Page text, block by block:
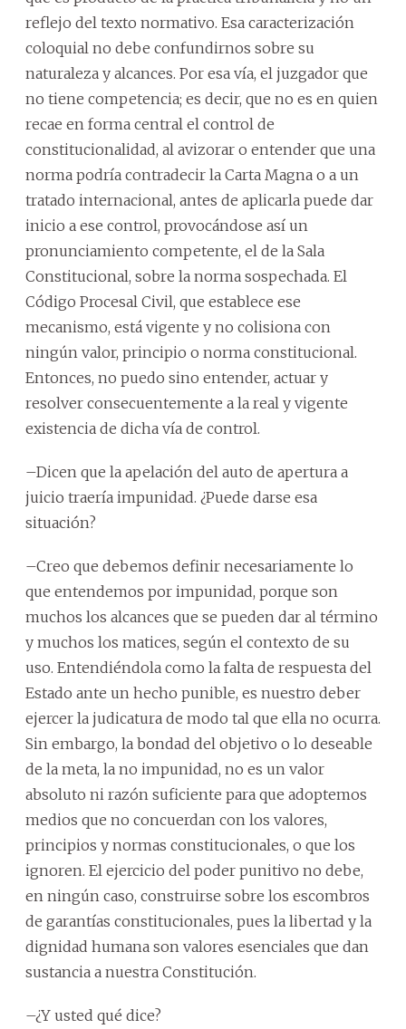
reflejo del texto normativo. Esa caracterización
coloquial no debe confundirnos sobre su
naturaleza y alcances. Por esa vía, el juzgador que
no tiene competencia; es decir, que no es en quien
recae en forma central el control de
constitucionalidad, al avizorar o entender que una
norma podría contradecir la Carta Magna o a un
tratado internacional, antes de aplicarla puede dar
inicio a ese control, provocándose así un
pronunciamiento competente, el de la Sala
Constitucional, sobre la norma sospechada. El
Código Procesal Civil, que establece ese
mecanismo, está vigente y no colisiona con
ningún valor, principio o norma constitucional.
Entonces, no puedo sino entender, actuar y
resolver consecuentemente a la real y vigente
existencia de dicha vía de control.
–Dicen que la apelación del auto de apertura a
juicio traería impunidad. ¿Puede darse esa
situación?
–Creo que debemos definir necesariamente lo
que entendemos por impunidad, porque son
muchos los alcances que se pueden dar al término
y muchos los matices, según el contexto de su
uso. Entendiéndola como la falta de respuesta del
Estado ante un hecho punible, es nuestro deber
ejercer la judicatura de modo tal que ella no ocurra.
Sin embargo, la bondad del objetivo o lo deseable
de la meta, la no impunidad, no es un valor
absoluto ni razón suficiente para que adoptemos
medios que no concuerdan con los valores,
principios y normas constitucionales, o que los
ignoren. El ejercicio del poder punitivo no debe,
en ningún caso, construirse sobre los escombros
de garantías constitucionales, pues la libertad y la
dignidad humana son valores esenciales que dan
sustancia a nuestra Constitución.
–¿Y usted qué dice?